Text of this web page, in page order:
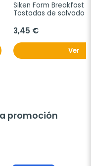
Siken Form Breakfast
Tostadas de salvado
3,45 €
Ver
promoción